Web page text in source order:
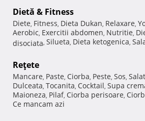
Dietă & Fitness
Diete, Fitness, Dieta Dukan, Relaxare,
Aerobic, Exercitii abdomen, Nutritie,
disociata, Silueta, Dieta ketogenica,
Reţete
Mancare, Paste, Ciorba, Peste, Sos,
Dulceata, Tocanita, Cocktail, Supa
Maioneza, Pilaf, Ciorba perisoare,
Ce mancam azi